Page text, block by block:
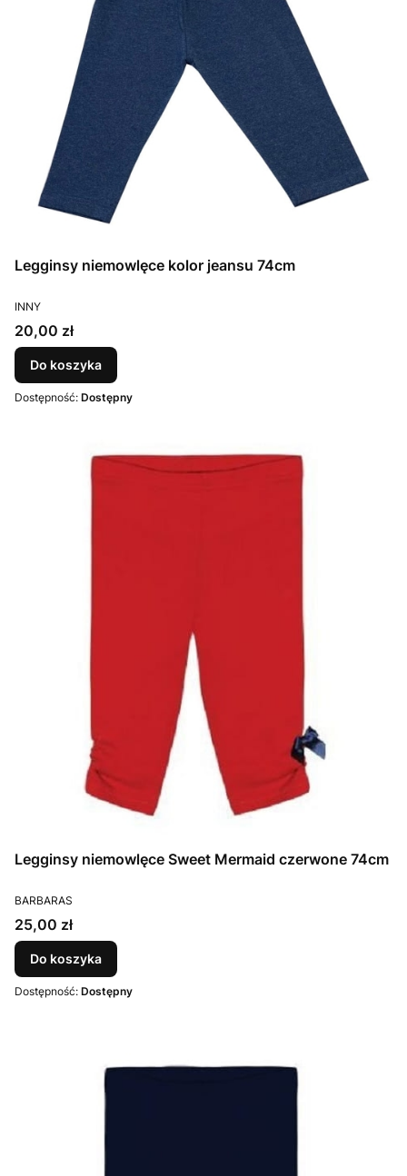
Legginsy niemowlęce kolor jeansu 74cm
PRODUCENT
INNY
Cena
20,00 zł
Do koszyka
Dostępność: Dostępny
Legginsy niemowlęce Sweet Mermaid czerwone 74cm
PRODUCENT
BARBARAS
Cena
25,00 zł
Do koszyka
Dostępność: Dostępny